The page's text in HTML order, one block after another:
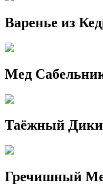
Варенье из
Мед
Таёжный
Гречишный